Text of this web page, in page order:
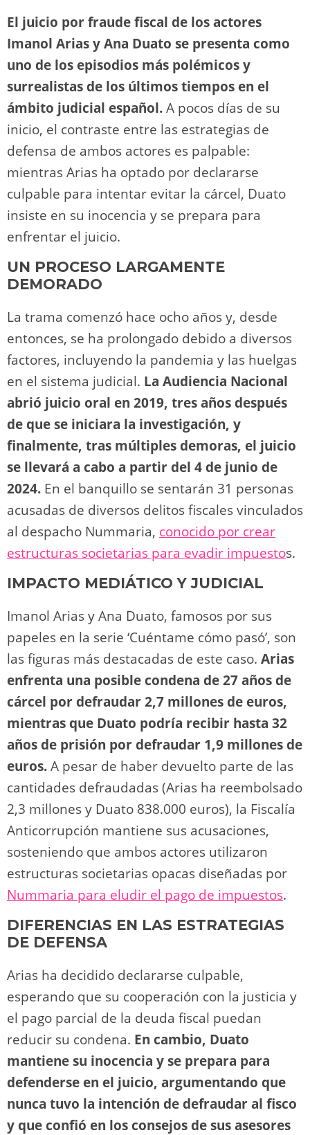
El juicio por fraude fiscal de los actores
Imanol Arias y Ana Duato se presenta como
uno de los episodios más polémicos y
surrealistas de los últimos tiempos en el
ámbito judicial español.A pocos días de su
inicio, el contraste entre las estrategias de
defensa de ambos actores es palpable:
mientras Arias ha optado por declararse
culpable para intentar evitar la cárcel, Duato
insiste en su inocencia y se prepara para
enfrentar el juicio.
UN PROCESO LARGAMENTE
DEMORADO
La trama comenzó hace ocho años y, desde
entonces, se ha prolongado debido a diversos
factores, incluyendo la pandemia y las huelgas
en el sistema judicial. La Audiencia Nacional
abrió juicio oral en 2019, tres años después
de que se iniciara la investigación, y
finalmente, tras múltiples demoras, el juicio
se llevará a cabo a partir del 4 de junio de
2024. En el banquillo se sentarán 31 personas
acusadas de diversos delitos fiscales vinculados
al despacho Nummaria, conocido por crear
estructuras societarias para evadir impuestos​.
IMPACTO MEDIÁTICO Y JUDICIAL
Imanol Arias y Ana Duato, famosos por sus
papeles en la serie ‘Cuéntame cómo pasó’, son
las figuras más destacadas de este caso. Arias
enfrenta una posible condena de 27 años de
cárcel por defraudar 2,7 millones de euros,
mientras que Duato podría recibir hasta 32
años de prisión por defraudar 1,9 millones de
euros.A pesar de haber devuelto parte de las
cantidades defraudadas (Arias ha reembolsado
2,3 millones y Duato 838.000 euros), la Fiscalía
Anticorrupción mantiene sus acusaciones,
sosteniendo que ambos actores utilizaron
estructuras societarias opacas diseñadas por
Nummaria para eludir el pago de impuestos​.
DIFERENCIAS EN LAS ESTRATEGIAS
DE DEFENSA
Arias ha decidido declararse culpable,
esperando que su cooperación con la justicia y
el pago parcial de la deuda fiscal puedan
reducir su condena. En cambio, Duato
mantiene su inocencia y se prepara para
defenderse en el juicio, argumentando que
nunca tuvo la intención de defraudar al fisco
y que confió en los consejos de sus asesores